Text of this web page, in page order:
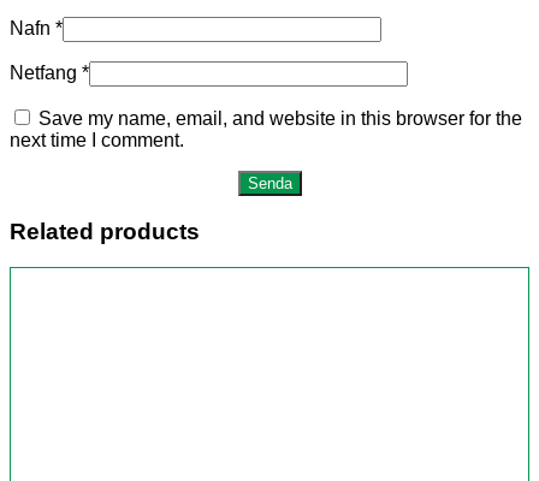
Nafn *
Netfang *
Save my name, email, and website in this browser for the
next time I comment.
Related products